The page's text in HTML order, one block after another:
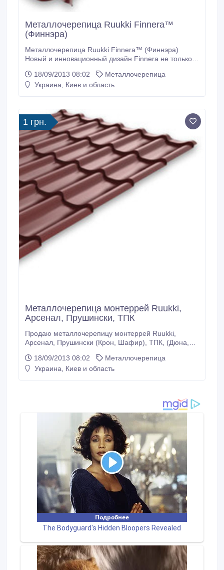
Металлочерепица Ruukki Finnera™
(Финнэра)
Металлочерепица Ruukki Finnera™ (Финнэра)
Новый и инновационный дизайн Finnera не только
и практичен. Революционно новый вид волны
кровли Finnera максимально увеличивает
соединение листов кровли модульного формата.
18/09/2013 08:02
Металлочерепица
Украина, Киев и область
1 грн.
Металлочерепица монтеррей Ruukki,
Арсенал, Прушински, ТПК
Продаю металлочерепицу монтеррей Ruukki,
Арсенал, Прушински (Крон, Шафир), ТПК, (Дюна,
полиэстер, мат-полиэстер, пурекс, пурал, цвет
любой по RAL , изготовление в течении недели.
18/09/2013 08:02
Металлочерепица
Украина, Киев и область